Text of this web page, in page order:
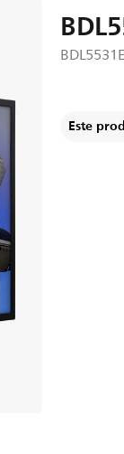
Este